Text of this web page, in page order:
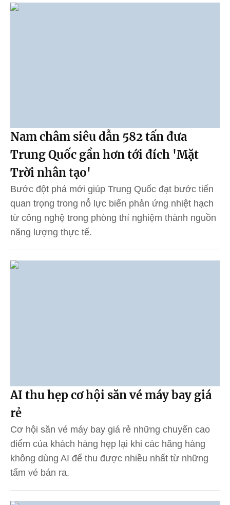
Nam châm siêu dẫn 582 tấn đưa
Trung Quốc gần hơn tới đích 'Mặt
Trời nhân tạo'
Bước đột phá mới giúp Trung Quốc đạt bước tiến
quan trọng trong nỗ lực biến phản ứng nhiệt hạch
từ công nghệ trong phòng thí nghiệm thành nguồn
năng lượng thực tế.
AI thu hẹp cơ hội săn vé máy bay giá
rẻ
Cơ hội săn vé máy bay giá rẻ những chuyến cao
điểm của khách hàng hẹp lại khi các hãng hàng
không dùng AI để thu được nhiều nhất từ những
tấm vé bán ra.